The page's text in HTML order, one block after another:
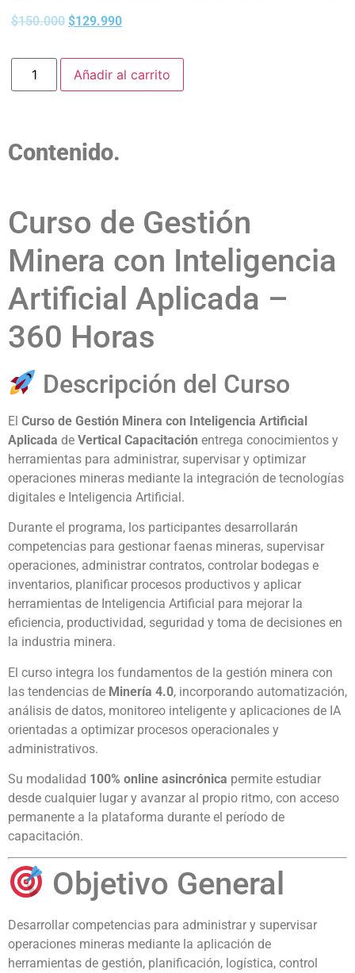
$150.000 $129.990
Añadir al carrito
Contenido.
Curso de Gestión
Minera con Inteligencia
Artificial Aplicada –
360 Horas
Descripción del Curso
El Curso de Gestión Minera con Inteligencia Artificial
Aplicada de Vertical Capacitación entrega conocimientos y
herramientas para administrar, supervisar y optimizar
operaciones mineras mediante la integración de tecnologías
digitales e Inteligencia Artificial.
Durante el programa, los participantes desarrollarán
competencias para gestionar faenas mineras, supervisar
operaciones, administrar contratos, controlar bodegas e
inventarios, planificar procesos productivos y aplicar
herramientas de Inteligencia Artificial para mejorar la
eficiencia, productividad, seguridad y toma de decisiones en
la industria minera.
El curso integra los fundamentos de la gestión minera con
las tendencias de Minería 4.0, incorporando automatización,
análisis de datos, monitoreo inteligente y aplicaciones de IA
orientadas a optimizar procesos operacionales y
administrativos.
Su modalidad 100% online asincrónica permite estudiar
desde cualquier lugar y avanzar al propio ritmo, con acceso
permanente a la plataforma durante el período de
capacitación.
Objetivo General
Desarrollar competencias para administrar y supervisar
operaciones mineras mediante la aplicación de
herramientas de gestión, planificación, logística, control